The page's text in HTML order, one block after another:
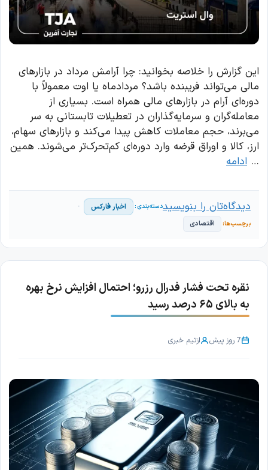
این گزارش را خلاصه بخوانید: چرا آرامش مرداد در بازارهای
مالی می‌تواند فریبنده باشد؟ مردادماه یا اوت معمولاً با
دوره‌ای آرام در بازارهای مالی همراه است. بسیاری از
معامله‌گران و سرمایه‌گذاران در تعطیلات تابستانی به سر
می‌برند، حجم معاملات کاهش پیدا می‌کند و بازارهای سهام،
ارز، کالا و اوراق قرضه وارد دوره‌ای کم‌تحرک‌تر می‌شوند. همین
… ادامه
اخبار فارکس
اقتصادی
دیدگاه‌تان را بنویسید
نقره تحت فشار فدرال رزرو؛ احتمال افزایش نرخ بهره
به بالای ۶۵ درصد رسید
7 روز پیش ازتیم خبری